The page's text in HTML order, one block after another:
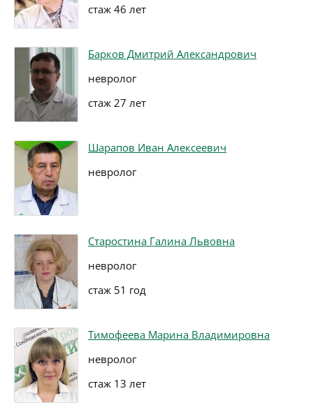
стаж 46 лет
Барков Дмитрий Александрович
невролог
стаж 27 лет
Шарапов Иван Алексеевич
невролог
Старостина Галина Львовна
невролог
стаж 51 год
Тимофеева Марина Владимировна
невролог
стаж 13 лет